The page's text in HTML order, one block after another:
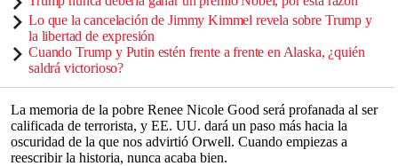
Lo que la cancelación de Jimmy Kimmel revela sobre Trump y
la libertad de expresión
Cuando Trump y Putin estén frente a frente en Alaska, ¿quién
saldrá victorioso?
La memoria de la pobre Renee Nicole Good será profanada al ser
calificada de terrorista, y EE. UU. dará un paso más hacia la
oscuridad de la que nos advirtió Orwell. Cuando empiezas a
reescribir la historia, nunca acaba bien.